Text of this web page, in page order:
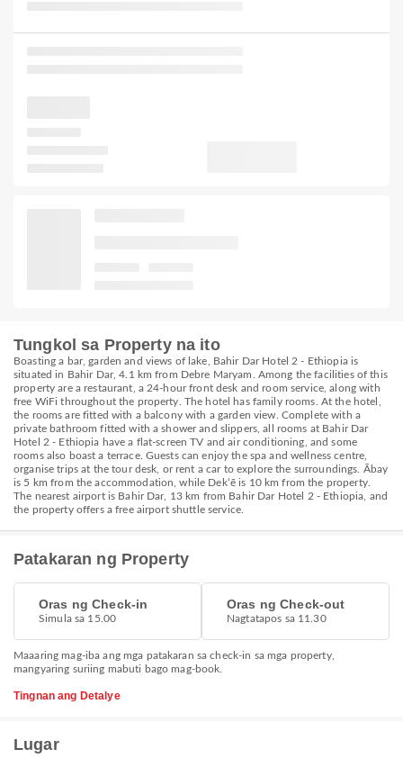
Tungkol sa Property na ito
Boasting a bar, garden and views of lake, Bahir Dar Hotel 2 - Ethiopia is
situated in Bahir Dar, 4.1 km from Debre Maryam. Among the facilities of this
property are a restaurant, a 24-hour front desk and room service, along with
free WiFi throughout the property. The hotel has family rooms. At the hotel,
the rooms are fitted with a balcony with a garden view. Complete with a
private bathroom fitted with a shower and slippers, all rooms at Bahir Dar
Hotel 2 - Ethiopia have a flat-screen TV and air conditioning, and some
rooms also boast a terrace. Guests can enjoy the spa and wellness centre,
organise trips at the tour desk, or rent a car to explore the surroundings. Ābay
is 5 km from the accommodation, while Dekʼē is 10 km from the property.
The nearest airport is Bahir Dar, 13 km from Bahir Dar Hotel 2 - Ethiopia, and
the property offers a free airport shuttle service.
Patakaran ng Property
Oras ng Check-in
Simula sa 15.00
Oras ng Check-out
Nagtatapos sa 11.30
Maaaring mag-iba ang mga patakaran sa check-in sa mga property,
mangyaring suriing mabuti bago mag-book.
Tingnan ang Detalye
Lugar